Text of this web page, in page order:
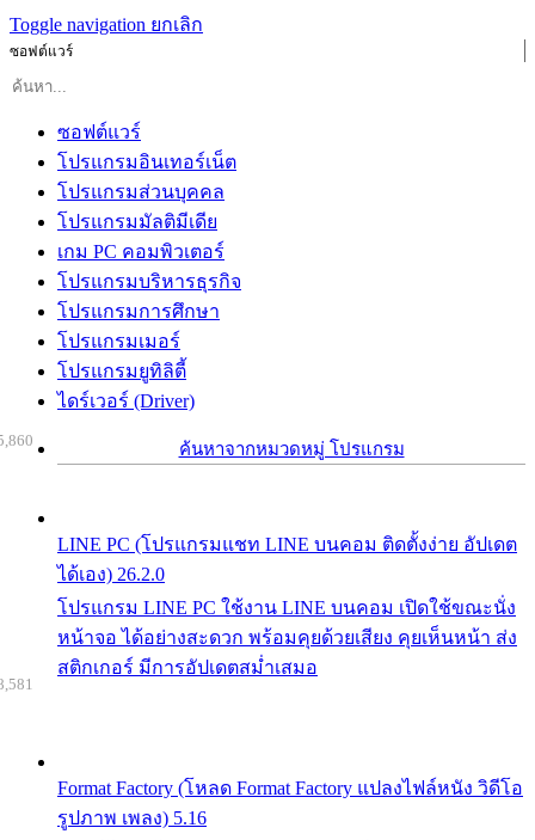
Toggle navigation ยกเลิก
ซอฟต์แวร์
ซอฟต์แวร์
โปรแกรมอินเทอร์เน็ต
โปรแกรมส่วนบุคคล
โปรแกรมมัลติมีเดีย
เกม PC คอมพิวเตอร์
โปรแกรมบริหารธุรกิจ
โปรแกรมการศึกษา
โปรแกรมเมอร์
โปรแกรมยูทิลิตี้
ไดร์เวอร์ (Driver)
ค้นหาจากหมวดหมู่ โปรแกรม
LINE PC (โปรแกรมแชท LINE บนคอม ติดตั้งง่าย อัปเดต
ได้เอง) 26.2.0
โปรแกรม LINE PC ใช้งาน LINE บนคอม เปิดใช้ขณะนั่ง
หน้าจอ ได้อย่างสะดวก พร้อมคุยด้วยเสียง คุยเห็นหน้า ส่ง
สติกเกอร์ มีการอัปเดตสม่ำเสมอ
Format Factory (โหลด Format Factory แปลงไฟล์หนัง วิดีโอ
รูปภาพ เพลง) 5.16